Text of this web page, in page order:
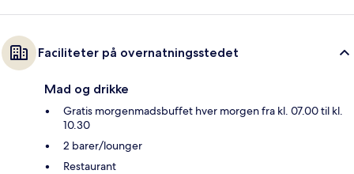
Faciliteter på overnatningsstedet
Mad og drikke
Gratis morgenmadsbuffet hver morgen fra kl. 07.00 til kl.
10.30
2 barer/lounger
Restaurant